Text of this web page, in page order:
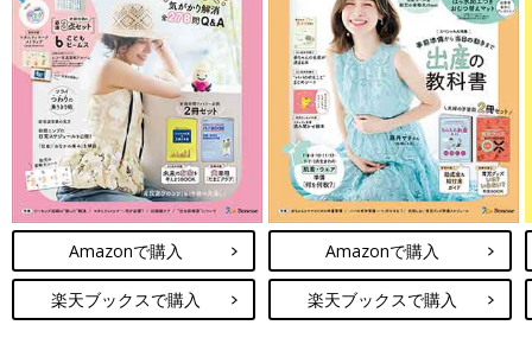
Amazonで購入
楽天ブックスで購入
Amazonで購入
楽天ブックスで購入